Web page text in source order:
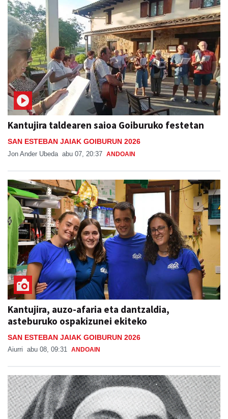
Kantujira taldearen saioa Goiburuko festetan
SAN ESTEBAN JAIAK GOIBURUN 2026
Jon Ander Ubeda abu 07, 20:37 ANDOAIN
Kantujira, auzo-afaria eta dantzaldia,
asteburuko ospakizunei ekiteko
SAN ESTEBAN JAIAK GOIBURUN 2026
Aiurri abu 08, 09:31 ANDOAIN